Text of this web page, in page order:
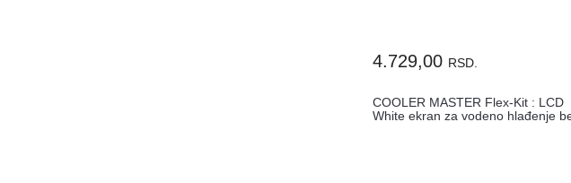
4.729,00 RSD.
COOLER MASTER Flex-Kit : LCD
White ekran za vodeno hlađenje